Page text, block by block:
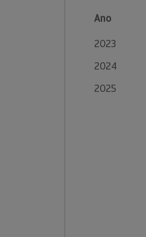
Ano
2023
2024
2025